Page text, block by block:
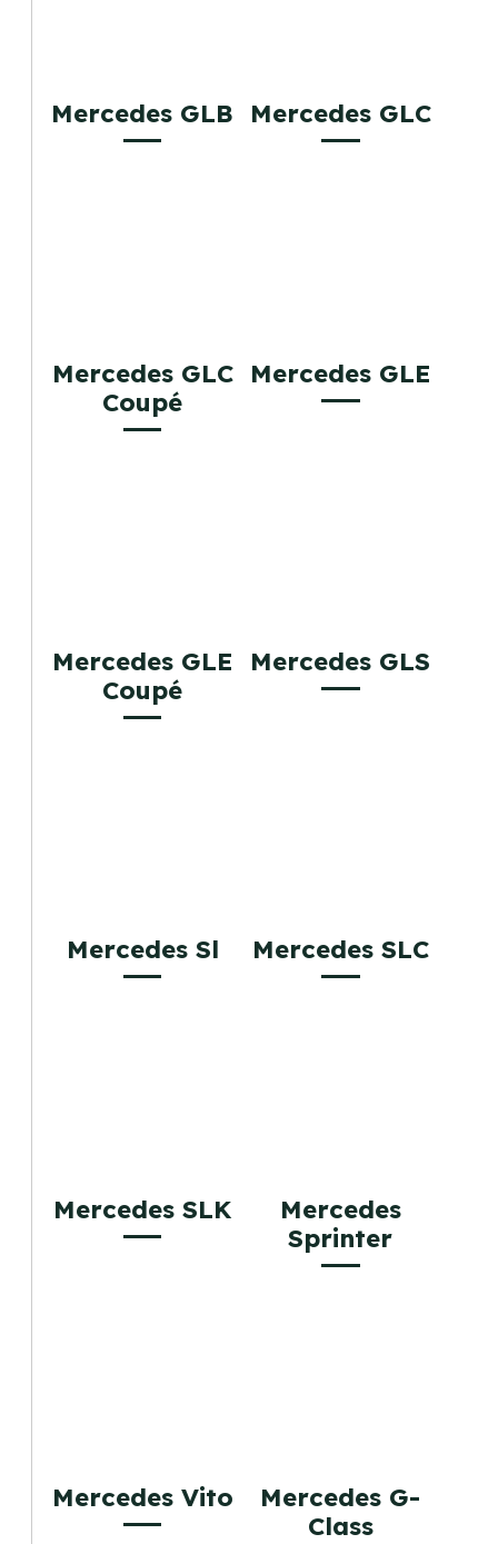
Mercedes GLB Mercedes GLC
Mercedes GLC
Coupé
Mercedes GLE
Mercedes GLE
Coupé
Mercedes GLS
Mercedes Sl Mercedes SLC
Mercedes SLK
Mercedes
Sprinter
Mercedes Vito
Mercedes G-
Class